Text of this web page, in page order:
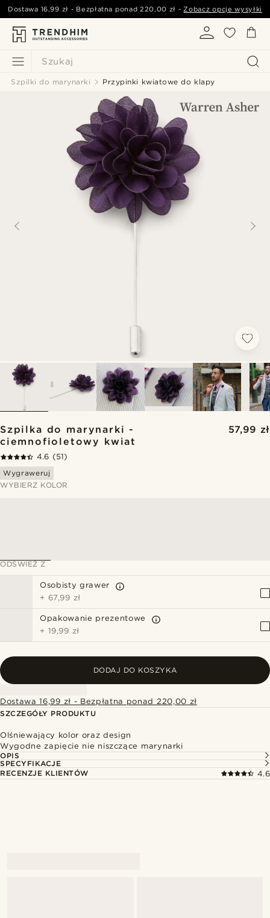
Szukaj
Dostawa 16,99 zł - Bezpłatna ponad220,00 zł -Zobacz opcje wysyłki
Szpilki do marynarki Przypinki kwiatowe do klapy
Szpilka do marynarki -
ciemnofioletowy kwiat
57,99 zł
4.6 (51)
Wygraweruj
WYBIERZ KOLOR
ODŚWIEŻ Z
Osobisty grawer
+ 67,99 zł
Opakowanie prezentowe
+ 19,99 zł
DODAJ DO KOSZYKA
Dostawa 16,99 zł - Bezpłatna ponad 220,00 zł
SZCZEGÓŁY PRODUKTU
Olśniewający kolor oraz design
Wygodne zapięcie nie niszczące marynarki
OPIS
SPECYFIKACJE
RECENZJE KLIENTÓW
4.6